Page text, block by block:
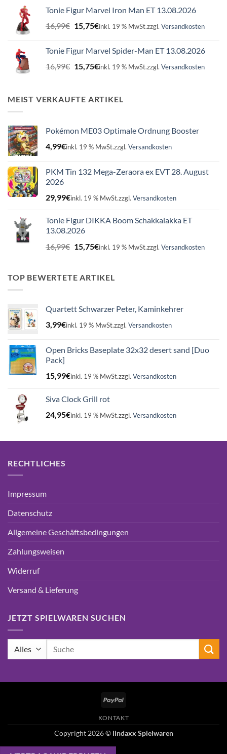
16,99€15,75€.
Tonie Figur Marvel Iron Man ET 13.08.2026
16,99€ Ursprünglicher
Preis
16,99€
15,75€Aktueller
15,75€.
inkl. 19 % MwSt.zzgl. Versandkosten
Tonie Figur Marvel Spider-Man ET 13.08.2026
16,99€ Ursprünglicher
Preis
16,99€
15,75€Aktueller
15,75€.
inkl. 19 % MwSt.zzgl. Versandkosten
MEIST VERKAUFTE ARTIKEL
Pokémon ME03 Optimale Ordnung Booster
4,99€inkl. 19 % MwSt.zzgl. Versandkosten
PKM Tin 132 Mega-Zeraora ex EVT 28. August
2026
29,99€inkl. 19 % MwSt.zzgl. Versandkosten
Tonie Figur DIKKA Boom Schakkalakka ET
13.08.2026
16,99€ Ursprünglicher
Preis
16,99€
15,75€Aktueller
15,75€.
inkl. 19 % MwSt.zzgl. Versandkosten
TOP BEWERTETE ARTIKEL
Quartett Schwarzer Peter, Kaminkehrer
3,99€inkl. 19 % MwSt.zzgl. Versandkosten
Open Bricks Baseplate 32x32 desert sand [Duo
Pack]
15,99€inkl. 19 % MwSt.zzgl. Versandkosten
Siva Clock Grill rot
24,95€inkl. 19 % MwSt.zzgl. Versandkosten
RECHTLICHES
Impressum
Datenschutz
Allgemeine Geschäftsbedingungen
Zahlungsweisen
Widerruf
Versand & Lieferung
JETZT SPIELWAREN SUCHEN
PayPal
KONTAKT
Copyright 2026 © lindaxx Spielwaren